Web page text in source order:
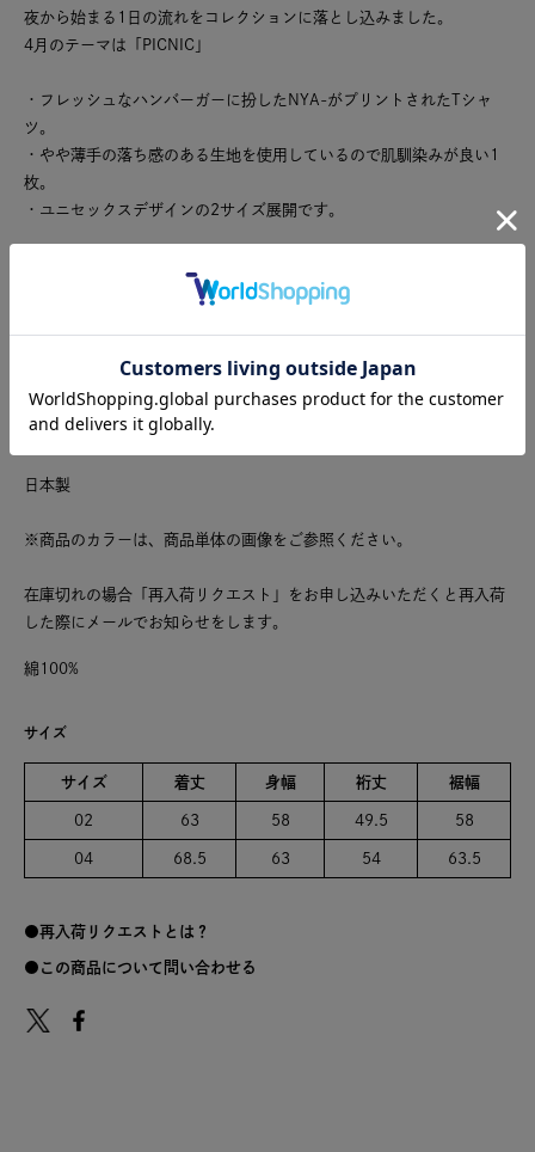
夜から始まる1日の流れをコレクションに落とし込みました。
4月のテーマは「PICNIC」
・フレッシュなハンバーガーに扮したNYA-がプリントされたTシャ
ツ。
・やや薄手の落ち感のある生地を使用しているので肌馴染みが良い1
枚。
・ユニセックスデザインの2サイズ展開です。
こちらの製品は独特な風合いを出すため、製品洗いを行っておりま
す。1点ごとにサイズや風合い等、特徴が異なりますのでご了承くだ
さい。ご家庭で手洗い可能です。
日本製
※商品のカラーは、商品単体の画像をご参照ください。
在庫切れの場合「再入荷リクエスト」をお申し込みいただくと再入荷
した際にメールでお知らせをします。
綿100%
サイズ
サイズ 着丈 身幅 裄丈 裾幅
02 63 58 49.5 58
04 68.5 63 54 63.5
再入荷リクエストとは？
この商品について問い合わせる